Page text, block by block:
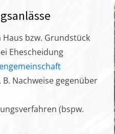
bzw. Grundstück
Ehescheidung
Nachweise gegenüber
(bspw.